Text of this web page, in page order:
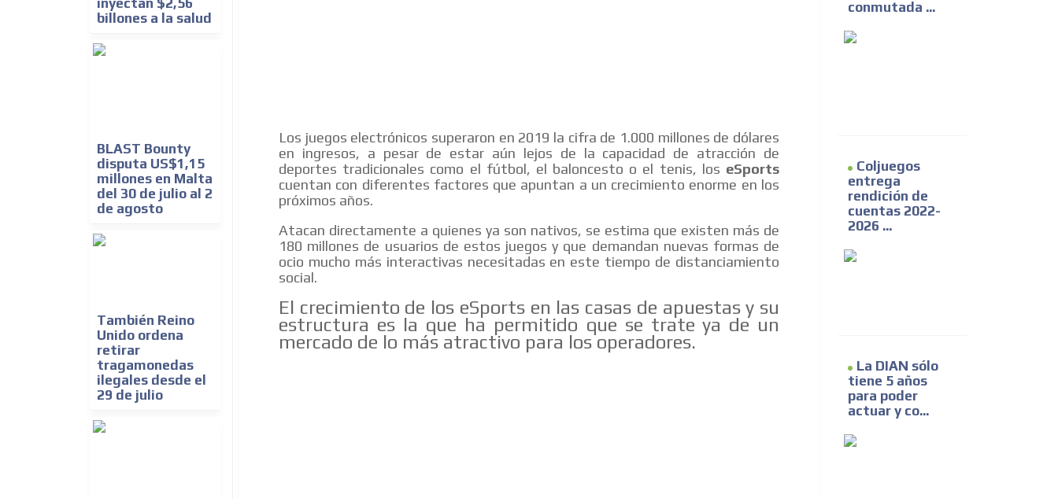
inyectan $2,56
billones a la salud
BLAST Bounty
disputa US$1,15
millones en Malta
del 30 de julio al 2
de agosto
También Reino
Unido ordena
retirar
tragamonedas
ilegales desde el
29 de julio
Los juegos electrónicos superaron en 2019 la cifra de 1.000 millones de dólares
en ingresos, a pesar de estar aún lejos de la capacidad de atracción de
deportes tradicionales como el fútbol, el baloncesto o el tenis, los eSports
cuentan con diferentes factores que apuntan a un crecimiento enorme en los
próximos años.
Atacan directamente a quienes ya son nativos, se estima que existen más de
180 millones de usuarios de estos juegos y que demandan nuevas formas de
ocio mucho más interactivas necesitadas en este tiempo de distanciamiento
social.
El crecimiento de los eSports en las casas de apuestas y su
estructura es la que ha permitido que se trate ya de un
mercado de lo más atractivo para los operadores.
conmutada ...
Coljuegos
entrega
rendición de
cuentas 2022-
2026 ...
La DIAN sólo
tiene 5 años
para poder
actuar y co...